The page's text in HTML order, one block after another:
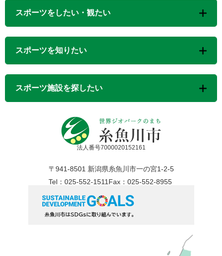
スポーツをしたい・観たい
スポーツを知りたい
スポーツ施設を探したい
法人番号7000020152161
〒941-8501 新潟県糸魚川市一の宮1-2-5
Tel：025-552-1511 Fax：025-552-8955